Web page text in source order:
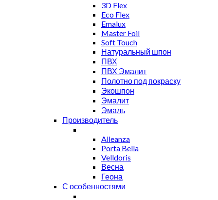
3D Flex
Eco Flex
Emalux
Master Foil
Soft Touch
Натуральный шпон
ПВХ
ПВХ Эмалит
Полотно под покраску
Экошпон
Эмалит
Эмаль
Производитель
Alleanza
Porta Bella
Velldoris
Весна
Геона
С особенностями